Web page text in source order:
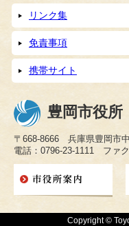
リンク集
免責事項
携帯サイト
豊岡市役所
〒668-8666 兵庫県豊岡市
電話：0796-23-1111 ファ
Copyright ©